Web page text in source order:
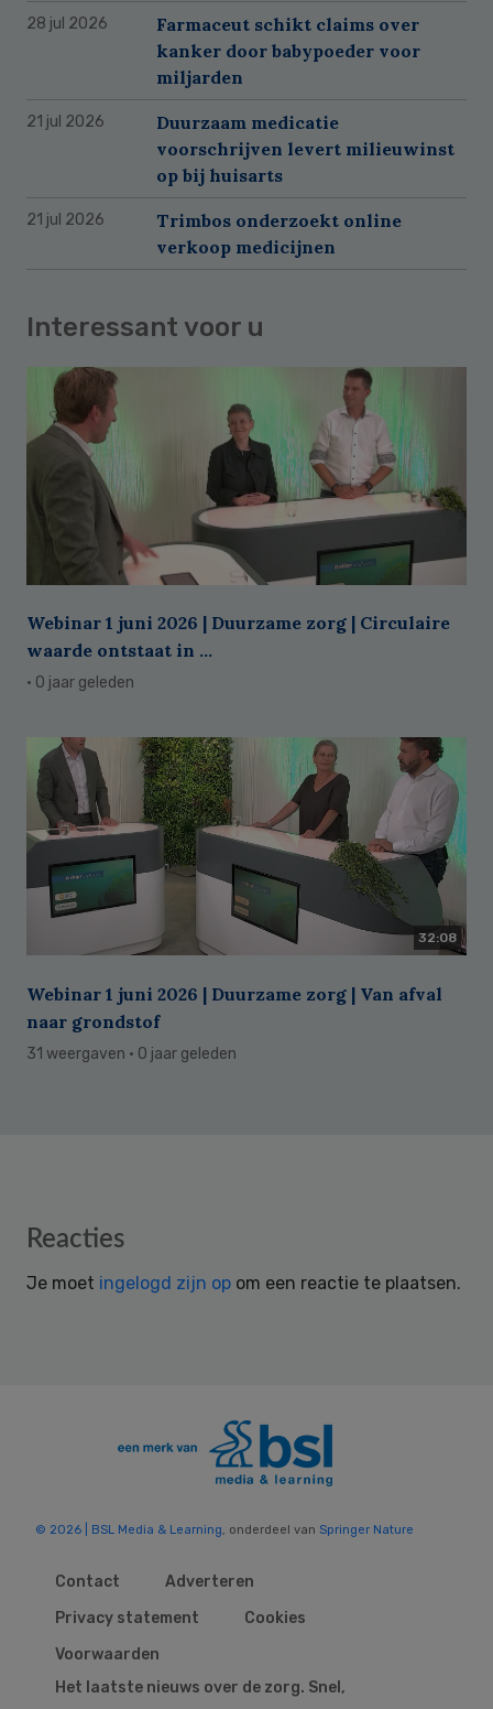
28 jul 2026
Farmaceut schikt claims over
kanker door babypoeder voor
miljarden
21 jul 2026
Duurzaam medicatie
voorschrijven levert milieuwinst
op bij huisarts
21 jul 2026
Trimbos onderzoekt online
verkoop medicijnen
Interessant voor u
Webinar 1 juni 2026 | Duurzame zorg | Circulaire
waarde ontstaat in ...
· 0 jaar geleden
32:08
Webinar 1 juni 2026 | Duurzame zorg | Van afval
naar grondstof
31 weergaven · 0 jaar geleden
Reader
Reacties
Je moet ingelogd zijn op om een reactie te plaatsen.
© 2026 | BSL Media & Learning, onderdeel van Springer Nature
Contact
Adverteren
Privacy statement
Cookies
Voorwaarden
Het laatste nieuws over de zorg. Snel,